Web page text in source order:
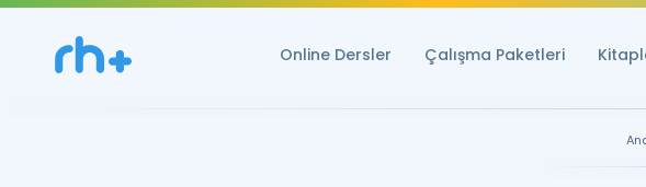
Online Dersler Çalışma Paketleri